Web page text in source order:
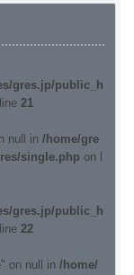
gres.jp/public_h
21
null in /home/gre
single.phpon l
gres.jp/public_h
22
on null in /home/